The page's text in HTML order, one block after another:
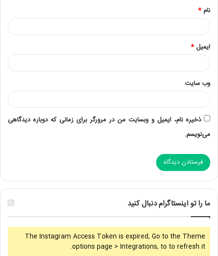
نام*
ایمیل*
وب‌ سایت
ذخیره نام، ایمیل و وبسایت من در مرورگر برای زمانی که دوباره دیدگاهی
می‌نویسم.
ما را تو اینستاگرام دنبال کنید
The Instagram Access Token is expired, Go to the Theme
options page > Integrations, to to refresh it.